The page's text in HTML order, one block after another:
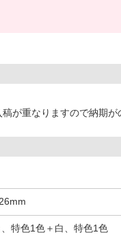
が重なりますので納期が
特色1色＋白、特色1色